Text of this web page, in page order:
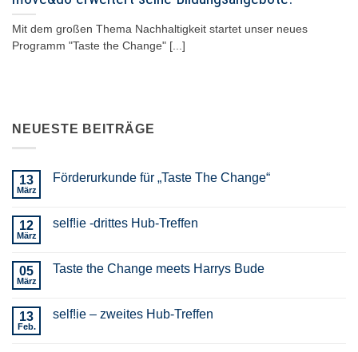
Mit dem großen Thema Nachhaltigkeit startet unser neues
Programm "Taste the Change" [...]
NEUESTE BEITRÄGE
13
März
Förderurkunde für „Taste The Change“
12
März
self!ie -drittes Hub-Treffen
05
März
Taste the Change meets Harrys Bude
13
Feb.
self!ie – zweites Hub-Treffen